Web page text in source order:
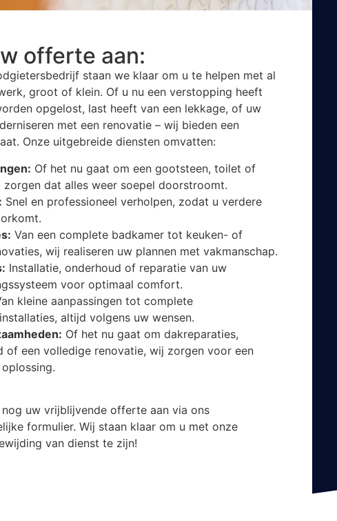
offerte aan:
staan we klaar om u te helpen met al
groot of klein. Of u nu een verstopping heeft
opgelost, last heeft van een lekkage, of uw
met een renovatie – wij bieden een
Onze uitgebreide diensten omvatten:
Of het nu gaat om een gootsteen, toilet of
zorgen dat alles weer soepel doorstroomt.
Snel en professioneel verholpen, zodat u verdere
Van een complete badkamer tot keuken- of
wij realiseren uw plannen met vakmanschap.
Installatie, onderhoud of reparatie van uw
voor optimaal comfort.
kleine aanpassingen tot complete
altijd volgens uw wensen.
Of het nu gaat om dakreparaties,
of een volledige renovatie, wij zorgen voor een
uw vrijblijvende offerte aan via ons
formulier. Wij staan klaar om u met onze
van dienst te zijn!